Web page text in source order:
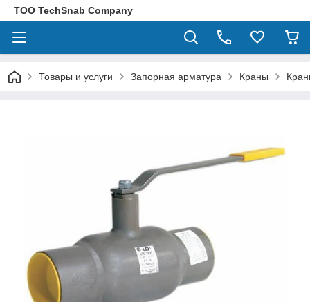
ТОО TechSnab Company
Товары и услуги Запорная арматура Краны